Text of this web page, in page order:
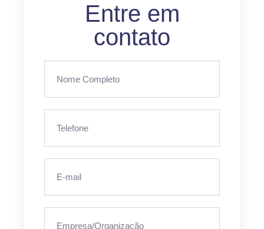
Entre em
contato